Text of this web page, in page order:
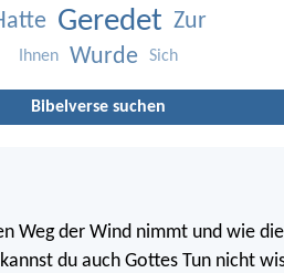
Geredet Zur
Ihnen Wurde Sich
Bibelverse suchen
Weg der Wind nimmt und wie
du auch Gottes Tun nicht